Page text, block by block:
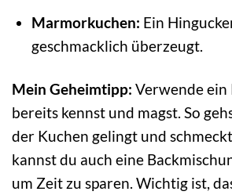
Marmorkuchen: Ein
geschmacklich überzeugt.
Mein Geheimtipp: Verwende ein
bereits kennst und magst. So
der Kuchen gelingt und
kannst du auch eine
um Zeit zu sparen. Wichtig ist,